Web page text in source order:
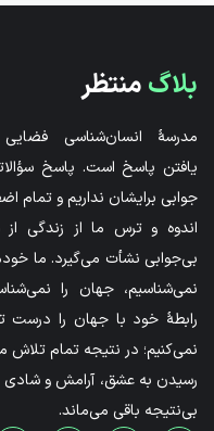
بلاگمنتظر
مدرسۀ انسان‌شناسی فضایی
یافتن پاسخ است. پاسخ
جوابی برایشان نداریم و تمام
اندوه و ترس ما از زندگی
بی‌جوابی نشأت می‌گیرد. ما
نمی‌شناسیم، جهان را
رابطۀ خود با جهان را درست
نمی‌کنیم؛ در نتیجه تمام تلاش
رسیدن به عشق، آرامش و شادی
بی‌نتیجه باقی می‌ماند.